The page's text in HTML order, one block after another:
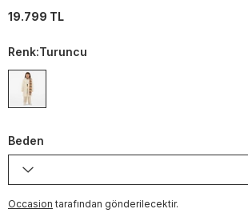
19.799 TL
Renk:Turuncu
Beden
Occasion tarafından gönderilecektir.